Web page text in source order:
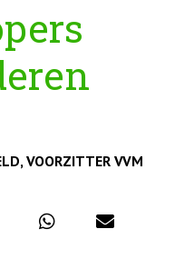
VOORZITTER VVM